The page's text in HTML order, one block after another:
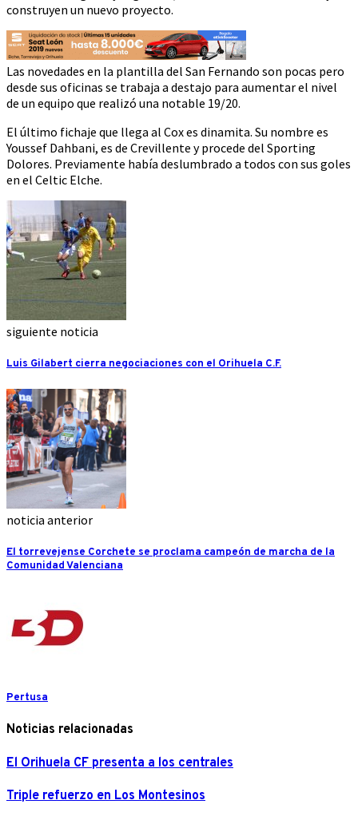
construyen un nuevo proyecto.
Las novedades en la plantilla del San Fernando son pocas pero
desde sus oficinas se trabaja a destajo para aumentar el nivel
de un equipo que realizó una notable 19/20.
El último fichaje que llega al Cox es dinamita. Su nombre es
Youssef Dahbani, es de Crevillente y procede del Sporting
Dolores. Previamente había deslumbrado a todos con sus goles
en el Celtic Elche.
siguiente noticia
Luis Gilabert cierra negociaciones con el Orihuela C.F.
noticia anterior
El torrevejense Corchete se proclama campeón de marcha de la
Comunidad Valenciana
Pertusa
Noticias relacionadas
El Orihuela CF presenta a los centrales
Triple refuerzo en Los Montesinos